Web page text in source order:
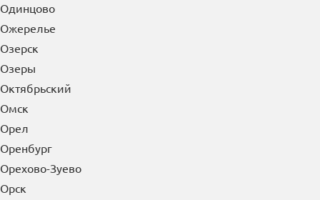
Одинцово
Ожерелье
Озерск
Озеры
Октябрьский
Омск
Орел
Оренбург
Орехово-Зуево
Орск